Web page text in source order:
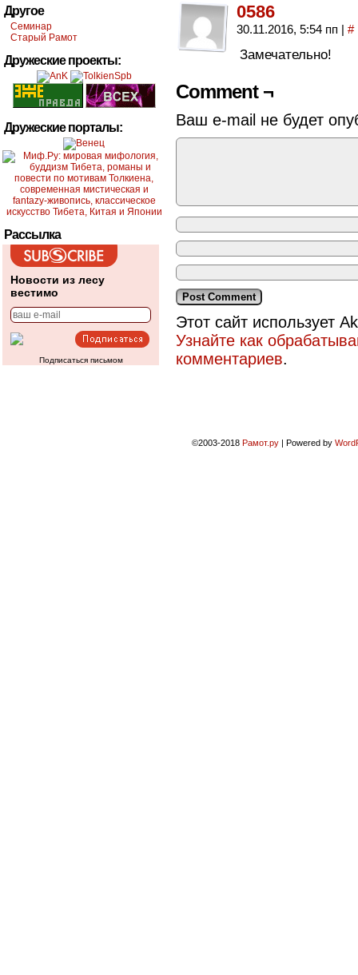
Другое
Семинар
Старый Рамот
Дружеские проекты:
Дружеские порталы:
Рассылка
Новости из лесу
вестимо
Подписаться письмом
0586
30.11.2016, 5:54 пп | #
Замечательно!
Comment ¬
Ваш e-mail не будет
Этот сайт использует
Узнайте как
комментариев.
©2003-2018 Рамот.ру | Powered by